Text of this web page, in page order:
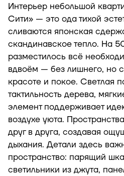
Интерьер небольшой
Сити» — это ода тихой
сливаются японская
скандинавское тепло. На
разместилось всё
вдвоём — без лишнего, но
красоте и покое. Светлая
тактильность дерева,
элемент поддерживает
воздухе уюта.
друг в друга, создавая
дыхания. Детали здесь
пространство: парящий
светильники из джута,